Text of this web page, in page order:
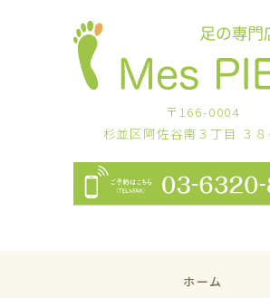
〒166-0004
杉並区阿佐谷南３丁目 ３８
ホーム